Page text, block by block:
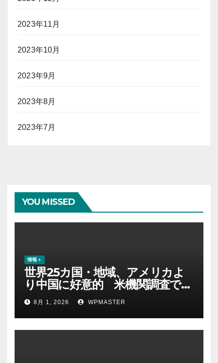
2023年11月
2023年10月
2023年9月
2023年8月
2023年7月
YOU MISSED
情報＋
世界25カ国・地域、アメリカよ
り中国に好意的 米機関調査で初
めて多数派に
8月 1, 2026 WPMASTER